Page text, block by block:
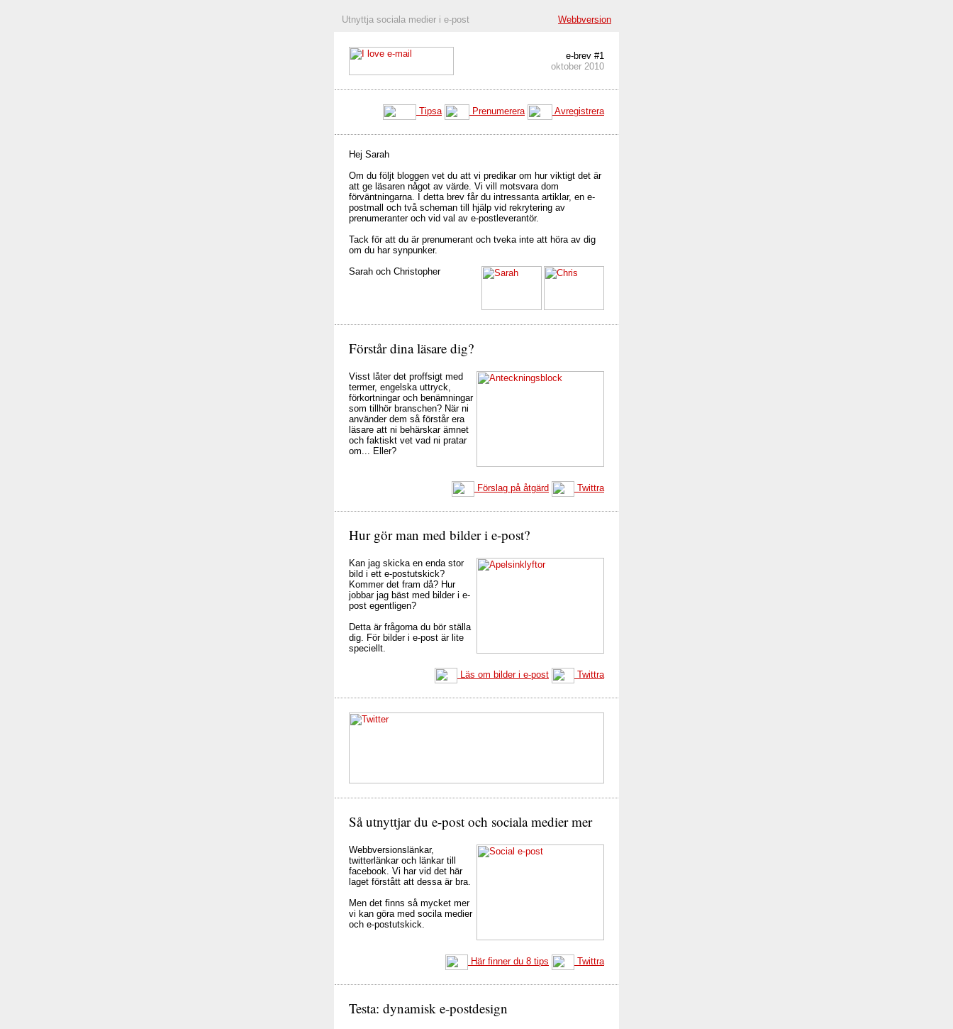
Utnyttja sociala medier i e-post Webbversion
e-brev #1
oktober 2010
Tipsa Prenumerera Avregistrera
Hej Sarah
Om du följt bloggen vet du att vi predikar om hur viktigt det är
att ge läsaren något av värde. Vi vill motsvara dom
förväntningarna. I detta brev får du intressanta artiklar, en e-
postmall och två scheman till hjälp vid rekrytering av
prenumeranter och vid val av e-postleverantör.
Tack för att du är prenumerant och tveka inte att höra av dig
om du har synpunker.
Sarah och Christopher
Förstår dina läsare dig?
Visst låter det proffsigt med
termer, engelska uttryck,
förkortningar och benämningar
som tillhör branschen? När ni
använder dem så förstår era
läsare att ni behärskar ämnet
och faktiskt vet vad ni pratar
om... Eller?
Förslag på åtgärd Twittra
Hur gör man med bilder i e-post?
Kan jag skicka en enda stor
bild i ett e-postutskick?
Kommer det fram då? Hur
jobbar jag bäst med bilder i e-
post egentligen?
Detta är frågorna du bör ställa
dig. För bilder i e-post är lite
speciellt.
Läs om bilder i e-post Twittra
Så utnyttjar du e-post och sociala medier mer
Webbversionslänkar,
twitterlänkar och länkar till
facebook. Vi har vid det här
laget förstått att dessa är bra.
Men det finns så mycket mer
vi kan göra med socila medier
och e-postutskick.
Här finner du 8 tips Twittra
Testa: dynamisk e-postdesign